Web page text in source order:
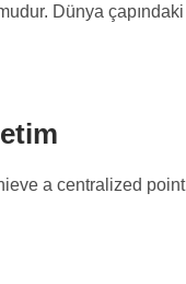
Dünya çapındaki
a centralized point